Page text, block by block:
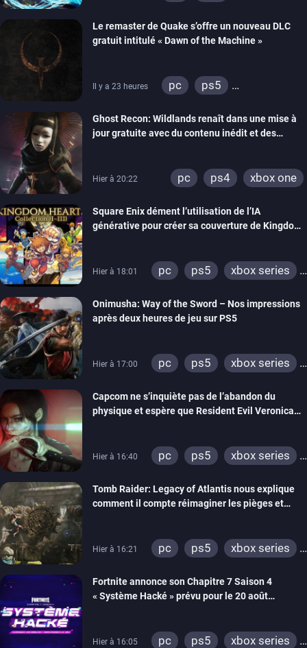
Le remaster de Quake s’offre un nouveau DLC
gratuit intitulé « Dawn of the Machine »
Il y a 23 heures pc
ps5
ps4
xbox one
nintendo 64
Ghost Recon: Wildlands renaît dans une mise à
jour gratuite avec du contenu inédit et des
Hier à 20:22 pc ps4 xbox one
Square Enix dément l’utilisation de l’IA
générative pour créer sa couverture de Kingdom
Hier à 18:01 pc ps5
xbox series
Onimusha: Way of the Sword – Nos impressions
après deux heures de jeu sur PS5
Hier à 17:00 pc ps5
xbox series
Capcom ne s’inquiète pas de l’abandon du
physique et espère que Resident Evil Veronica
Hier à 16:40 pc ps5
xbox series
Tomb Raider: Legacy of Atlantis nous explique
comment il compte réimaginer les pièges et
Hier à 16:21 pc ps5
xbox series
Fortnite annonce son Chapitre 7 Saison 4
« Système Hacké » prévu pour le 20 août
Hier à 16:05 pc ps5
xbox series